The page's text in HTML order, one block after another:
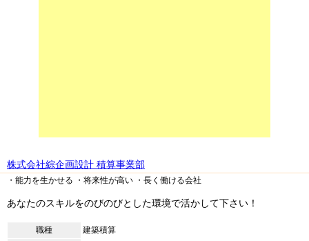
株式会社綜企画設計 積算事業部
・能力を生かせる ・将来性が高い ・長く働ける会社
あなたのスキルをのびのびとした環境で活かして下さい！
職種
建築積算